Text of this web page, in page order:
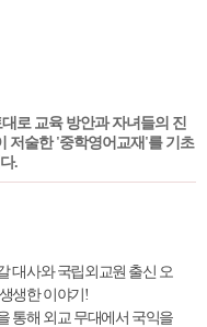
젠간 당신도 이 고민에 빠
은 더 편안하게 자신에 대해
게 대처해 나갈 수 있게 될 것
로 교육 방안과 자녀들의 진
저술한 '중학영어교재'를 기초
.
대사와 국립외교원 출신 오
생한 이야기!
통해 외교 무대에서 국익을